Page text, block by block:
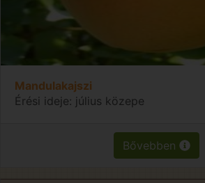
Mandulakajszi
Érési ideje: július közepe
Bővebben